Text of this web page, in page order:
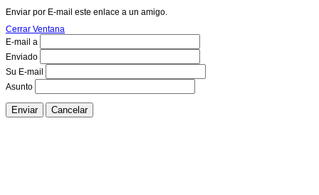
Enviar por E-mail este enlace a un amigo.
Cerrar Ventana
E-mail a
Enviado
Su E-mail
Asunto
Enviar Cancelar